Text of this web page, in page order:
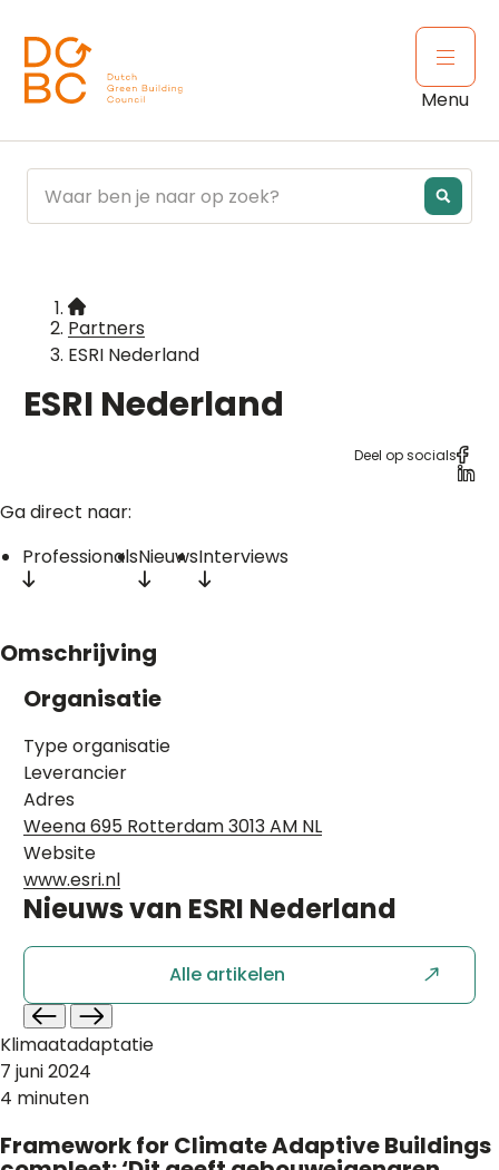
Open
Menu
Partners
ESRI Nederland
ESRI Nederland
Deel op socials
Ga direct naar:
ProfessionalsNieuwsInterviews
Omschrijving
Organisatie
Type organisatie
Leverancier
Adres
Weena 695 Rotterdam 3013 AM NL
Website
www.esri.nl
Nieuws van ESRI Nederland
Alle artikelen
Klimaatadaptatie
7 juni 2024
4 minuten
Framework for Climate Adaptive Buildings